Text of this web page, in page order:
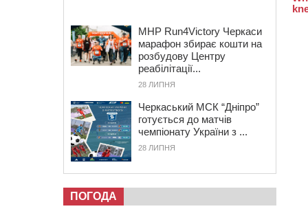
MHP Run4Victory Черкаси
марафон збирає кошти на
розбудову Центру
реабілітації...
28 ЛИПНЯ
Черкаський МСК “Дніпро”
готується до матчів
чемпіонату України з ...
28 ЛИПНЯ
ПОГОДА